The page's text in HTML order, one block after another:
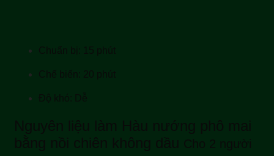
Chuẩn bị: 15 phút
Chế biến: 20 phút
Độ khó: Dễ
Nguyên liệu làm Hàu nướng phô mai
bằng nồi chiên không dầu
Cho 2 người